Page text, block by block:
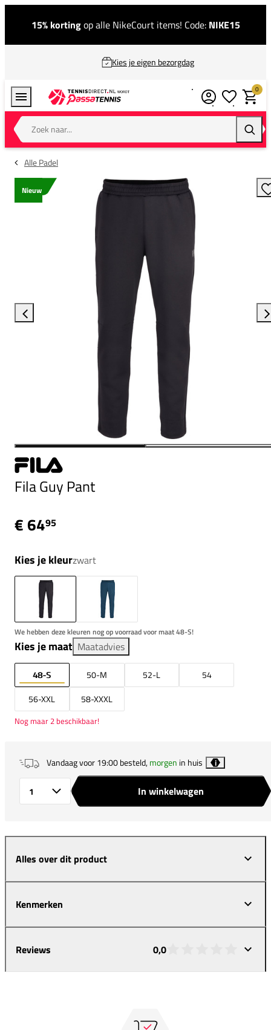
15% kortingop alle NikeCourt items! Code: NIKE15
Kies je eigen bezorgdag
Zoek naar...
0
Alle Padel
Nieuw
Fila Guy Pant
€ 6495
Kies je kleurzwart
We hebben deze kleuren nog op voorraad voor maat 48-S!
Kies je maat Maatadvies
48-S 50-M 52-L
54
56-XXL
58-XXXL
Nog maar 2 beschikbaar!
Vandaag voor 19:00 besteld,morgen in huis i
In winkelwagen
Alles over dit product
Kenmerken
Reviews 0,0